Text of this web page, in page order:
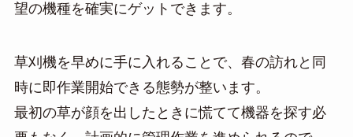
望の機種を確実にゲットできます。
草刈機を早めに手に入れることで、春の訪れと同
時に即作業開始できる態勢が整います。
最初の草が顔を出したときに慌てて機器を探す必